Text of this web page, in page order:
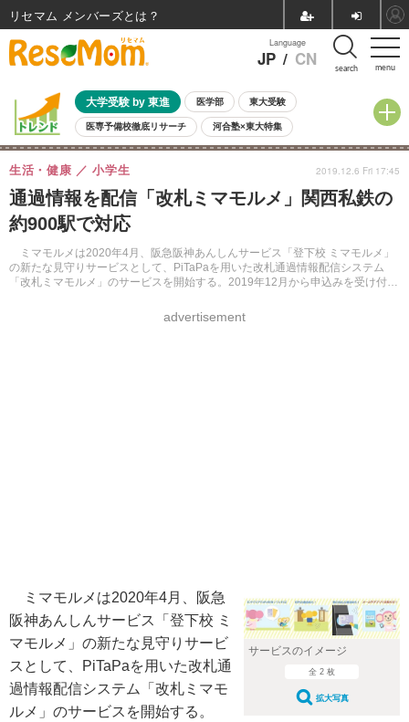
menu
Language
JP / CN search
大学受験 by 東進 医学部 東大受験
医専予備校徹底リサーチ 河合塾×東大特集
親子で考える大学選び 高校受験 中学受験 小学校受験
共通テスト 夏休み
8月開催イベント・WS 全国公立高校 過去問 人気記事
自由研究教材（小学生向け）
通過情報を配信「改札ミマモルメ」関西私鉄の
約900駅で対応
ミマモルメは2020年4月、阪急阪神あんしんサービス「登下校 ミマモルメ」
の新たな見守りサービスとして、PiTaPaを用いた改札通過情報配信システム
「改札ミマモルメ」のサービスを開始する。2019年12月から申込みを受け付け
生活・健康 小学生
advertisement
2019.12.6 Fri 17:45
サービスのイメージ
全 2 枚
拡大写真
ミマモルメは2020年4月、阪急
阪神あんしんサービス「登下校 ミ
マモルメ」の新たな見守りサービ
スとして、PiTaPaを用いた改札通
過情報配信システム「改札ミマモ
ルメ」のサービスを開始する。
リセマム メンバーズ